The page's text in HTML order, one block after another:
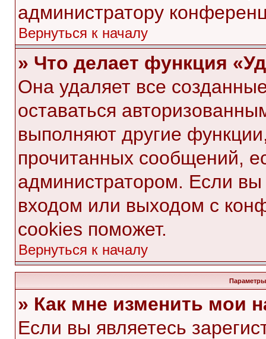
администратору
Вернуться к началу
» Что делает функция
Она удаляет все
оставаться
выполняют другие
прочитанных сообщений,
администратором. Если
входом или выходом с
cookies поможет.
Вернуться к началу
Параметры
» Как мне изменить мои
Если вы являетесь